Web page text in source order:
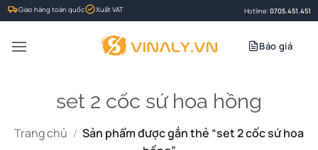
Bỏ
qua
nội
Giao hàng toàn quốc Xuất VAT Hotline: 0705.451.451
Báo giá
set 2 cốc sứ hoa hồng
Trang chủ / Sản phẩm được gắn thẻ “set 2 cốc sứ hoa